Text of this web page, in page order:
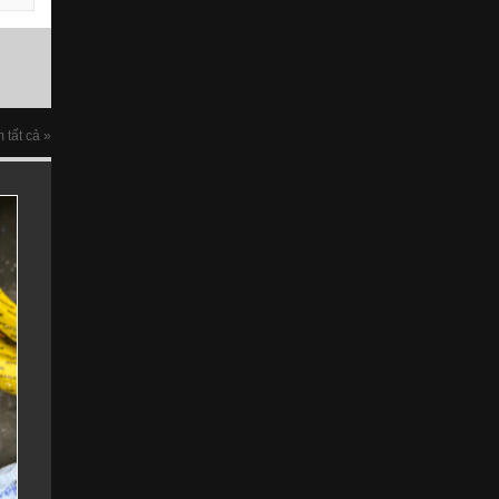
tất cả »